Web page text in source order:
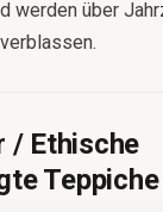
werden über
/ Ethische
Teppiche